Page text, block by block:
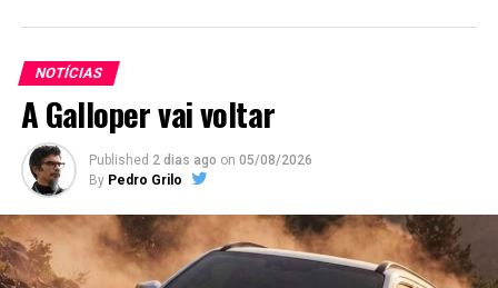
NOTÍCIAS
A Galloper vai voltar
Published 2 dias ago on 05/08/2026
By Pedro Grilo